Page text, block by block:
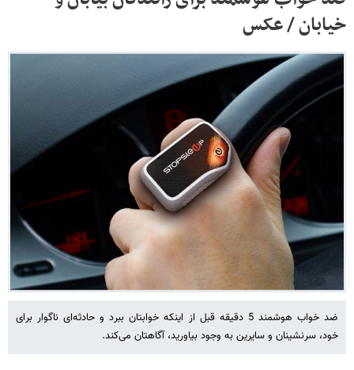
خیابان / عکس
ضد خواب هوشمند 5 دقیقه قبل از اینکه خوابتان ببرد و حادثه‌ای ناگوار برای
خود، سرنشینان و سایرین به وجود بیاورید، آگاهتان می‌کند.